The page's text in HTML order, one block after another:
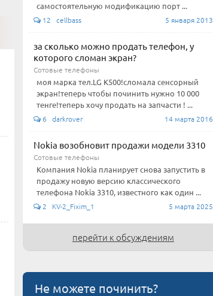
самостоятельную модификацию порт ...
12 cellbass 5 января 2013
за сколько можно продать телефон, у
которого сломан экран?
Сотовые телефоны
моя марка тел.LG K500!сломала сенсорный
экран!теперь чтобы починить нужно 10 000
тенге!теперь хочу продать на запчасти ! ...
6 darkrover 14 марта 2016
Nokia возобновит продажи модели 3310
Сотовые телефоны
Компания Nokia планирует снова запустить в
продажу новую версию классического
телефона Nokia 3310, известного как один ...
2 KV-2_Fixim_1 5 марта 2025
перейти к обсуждениям
Не можете починить?